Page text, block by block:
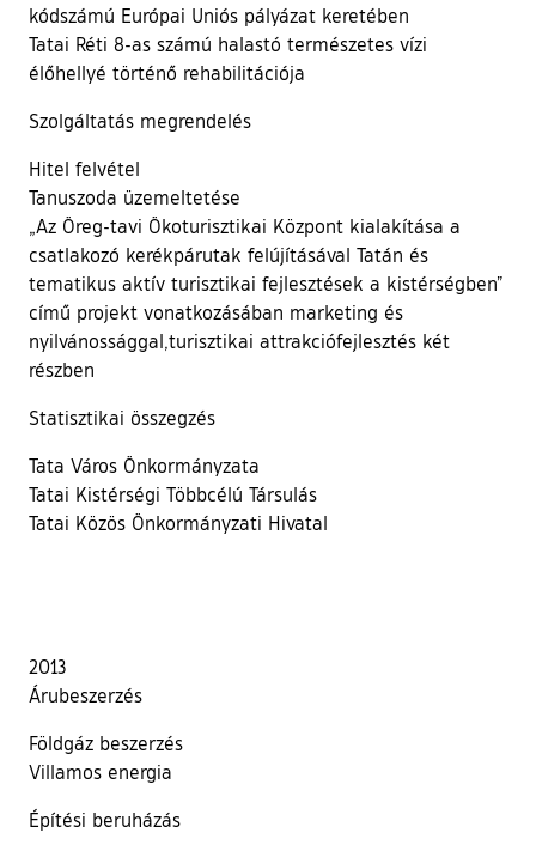
kódszámú Európai Uniós pályázat keretében
Tatai Réti 8-as számú halastó természetes vízi
élőhellyé történő rehabilitációja
Szolgáltatás megrendelés
Hitel felvétel
Tanuszoda üzemeltetése
„Az Öreg-tavi Ökoturisztikai Központ kialakítása a
csatlakozó kerékpárutak felújításával Tatán és
tematikus aktív turisztikai fejlesztések a kistérségben”
című projekt vonatkozásában marketing és
nyilvánossággal,turisztikai attrakciófejlesztés két
részben
Statisztikai összegzés
Tata Város Önkormányzata
Tatai Kistérségi Többcélú Társulás
Tatai Közös Önkormányzati Hivatal
2013
Árubeszerzés
Földgáz beszerzés
Villamos energia
Építési beruházás